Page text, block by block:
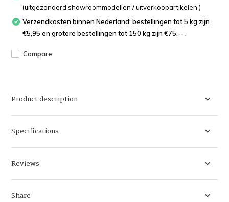
(uitgezonderd showroommodellen / uitverkoopartikelen )
Verzendkosten binnen Nederland; bestellingen tot 5 kg zijn
€5,95 en grotere bestellingen tot 150 kg zijn €75,-- .
Compare
Product description
Specifications
Reviews
Share